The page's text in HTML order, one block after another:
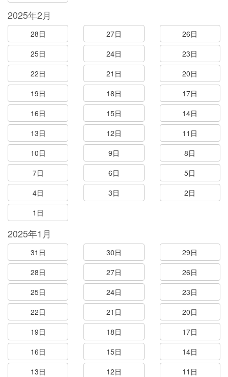
2025年2月
28日 27日
26日
25日
24日
23日
22日
21日
20日
19日
18日
17日
16日
15日
14日
13日
12日
11日
10日
9日
8日
7日
6日
5日
4日
3日
2日
1日
2025年1月
31日 30日
29日
28日
27日
26日
25日
24日
23日
22日
21日
20日
19日
18日
17日
16日
15日
14日
13日
12日
11日